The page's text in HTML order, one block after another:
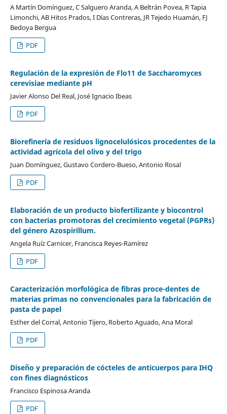
A Martín Domínguez, C Salguero Aranda, A Beltrán Povea, R Tapia
Limonchi, AB Hitos Prados, I Días Contreras, JR Tejedo Huamán, FJ
Bedoya Bergua
PDF
Regulación de la expresión de Flo11 de Saccharomyces
cerevisiae mediante pH
Javier Alonso Del Real, José Ignacio Ibeas
PDF
Biorefinería de residuos lignocelulósicos procedentes de la
actividad agrícola del olivo y del trigo
Juan Domínguez, Gustavo Cordero-Bueso, Antonio Rosal
PDF
Elaboración de un producto biofertilizante y biocontrol
con bacterias promotoras del crecimiento vegetal (PGPRs)
del género Azospirillum.
Angela Ruíz Carnicer, Francisca Reyes-Ramírez
PDF
Caracterización morfológica de fibras proce-dentes de
materias primas no convencionales para la fabricación de
pasta de papel
Esther del Corral, Antonio Tijero, Roberto Aguado, Ana Moral
PDF
Diseño y preparación de cócteles de anticuerpos para IHQ
con fines diagnósticos
Francisco Espinosa Aranda
PDF